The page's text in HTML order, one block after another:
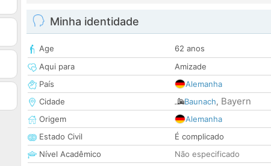
Minha identidade
Age
62 anos
Aqui para
Amizade
País
Alemanha
Cidade
Baunach, Bayern
Origem
Alemanha
Estado Civil
É complicado
Nível Acadêmico
Não especificado